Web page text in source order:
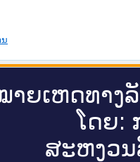
ຍ​ເຫດ​ທາງ​
ໂດຍ:
ສະ​ຫງວນ​